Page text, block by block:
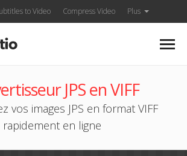
to Video Compress Video Plus
JPS en VIFF
vos images JPS en format VIFF
rapidement en ligne